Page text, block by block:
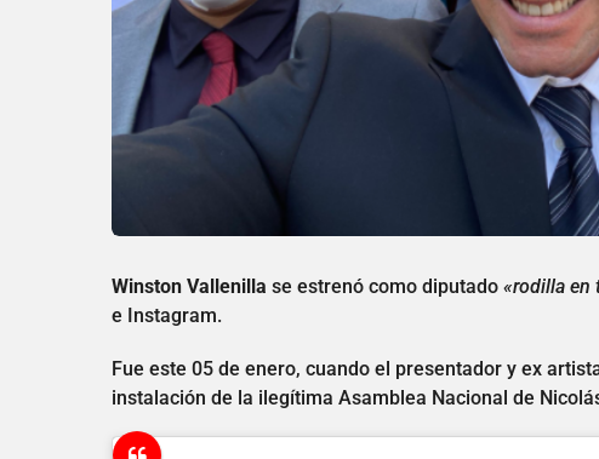
Winston Vallenilla se estrenó como diputado «rodilla en
e Instagram.
Fue este 05 de enero, cuando el presentador y ex
instalación de la ilegítima Asamblea Nacional de